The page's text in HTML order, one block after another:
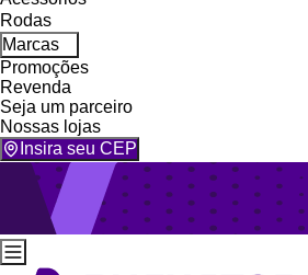
Rodas
Marcas
Promoções
Revenda
Seja um parceiro
Nossas lojas
Insira seu CEP